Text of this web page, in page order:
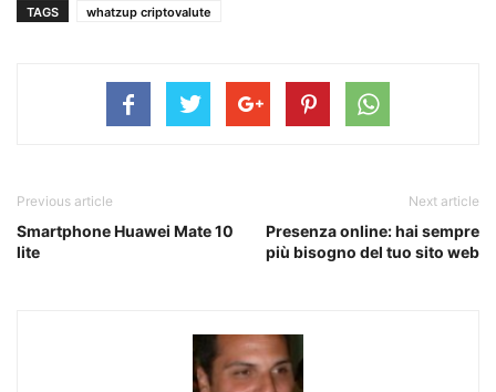
TAGS whatzup criptovalute
Previous article
Smartphone Huawei Mate 10
lite
Next article
Presenza online: hai sempre
più bisogno del tuo sito web